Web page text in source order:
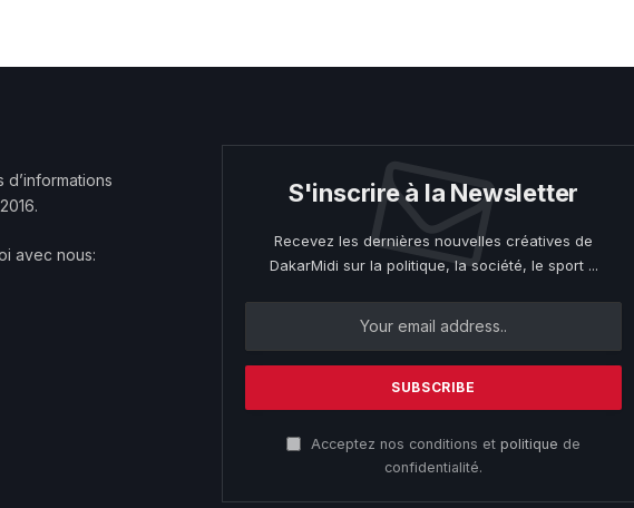
d’informations
avec nous:
S'inscrire à la Newsletter
Recevez les dernières nouvelles créatives de
DakarMidi sur la politique, la société, le sport ...
Acceptez nos conditions et politique de
confidentialité.